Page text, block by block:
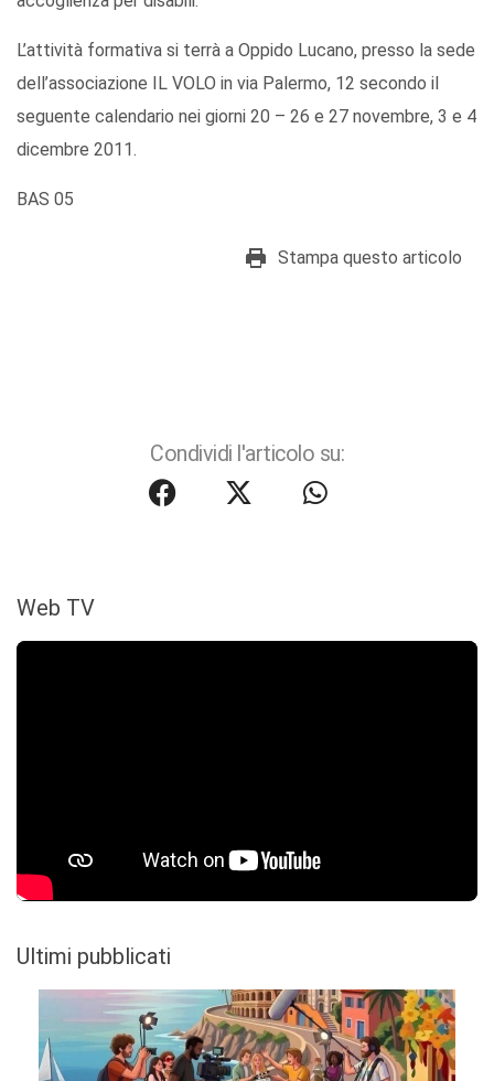
L’attività formativa si terrà a Oppido Lucano, presso la sede
dell’associazione IL VOLO in via Palermo, 12 secondo il
seguente calendario nei giorni 20 – 26 e 27 novembre, 3 e 4
dicembre 2011.
BAS 05
Stampa questo articolo
Condividi l'articolo su:
Web TV
Ultimi pubblicati